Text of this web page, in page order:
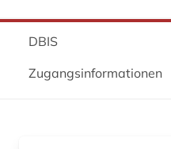
DBIS
Zugangsinformationen